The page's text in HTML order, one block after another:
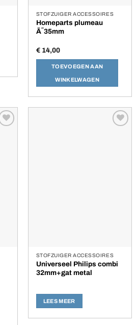
STOFZUIGER ACCESSOIRES
Homeparts plumeau
Ã˜35mm
€14,00
TOEVOEGEN AAN
WINKELWAGEN
STOFZUIGER ACCESSOIRES
Universeel Philips combi
32mm+gat metal
LEES MEER